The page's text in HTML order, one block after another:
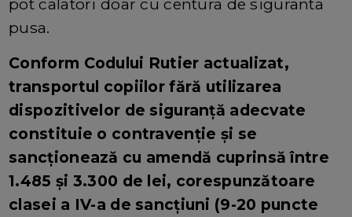
pot calatori doar cu centura de siguranta
pusa.
Conform Codului Rutier actualizat,
transportul copiilor fără utilizarea
dispozitivelor de siguranță adecvate
constituie o contravenție și se
sancționează cu amendă cuprinsă între
1.485 și 3.300 de lei, corespunzătoare
clasei a IV-a de sancțiuni (9-20 puncte